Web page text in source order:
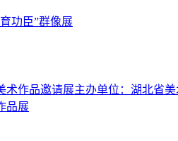
功臣”群像展
术作品邀请展主办单位：湖北省
品展